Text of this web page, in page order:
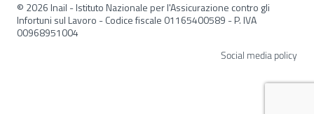
© 2026 Inail - Istituto Nazionale per l'Assicurazione contro gli
Infortuni sul Lavoro - Codice fiscale 01165400589 - P. IVA
00968951004
Social media policy